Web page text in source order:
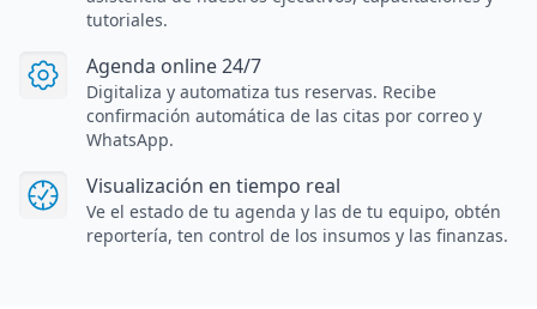
tutoriales.
Agenda online 24/7
Digitaliza y automatiza tus reservas. Recibe
confirmación automática de las citas por correo y
WhatsApp.
Visualización en tiempo real
Ve el estado de tu agenda y las de tu equipo, obtén
reportería, ten control de los insumos y las finanzas.